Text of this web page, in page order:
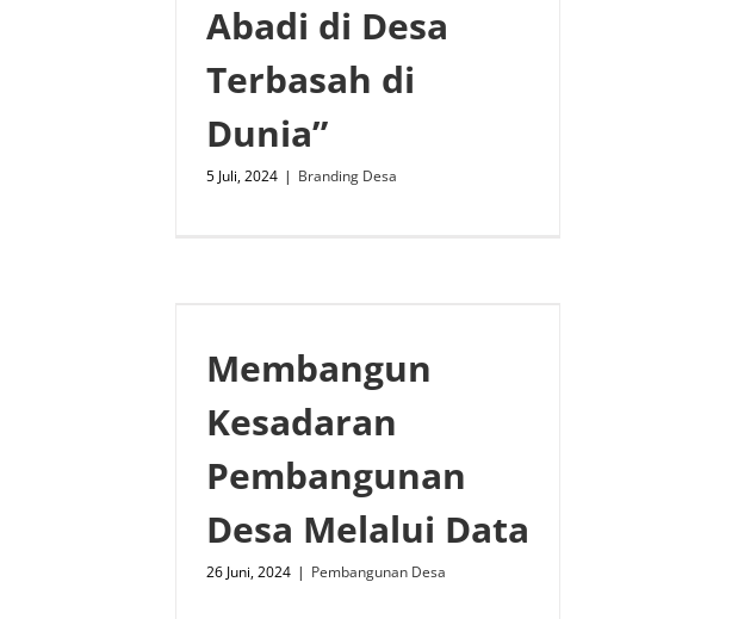
Abadi di Desa
Terbasah di
Dunia”
5 Juli, 2024 | Branding Desa
Membangun
Kesadaran
Pembangunan
Desa Melalui Data
26 Juni, 2024 | Pembangunan Desa